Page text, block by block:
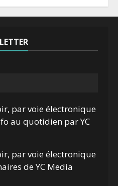
par voie électronique
au quotidien par YC
par voie électronique
de YC Media